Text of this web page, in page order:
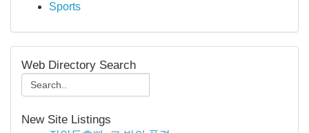
Sports
Web Directory Search
New Site Listings